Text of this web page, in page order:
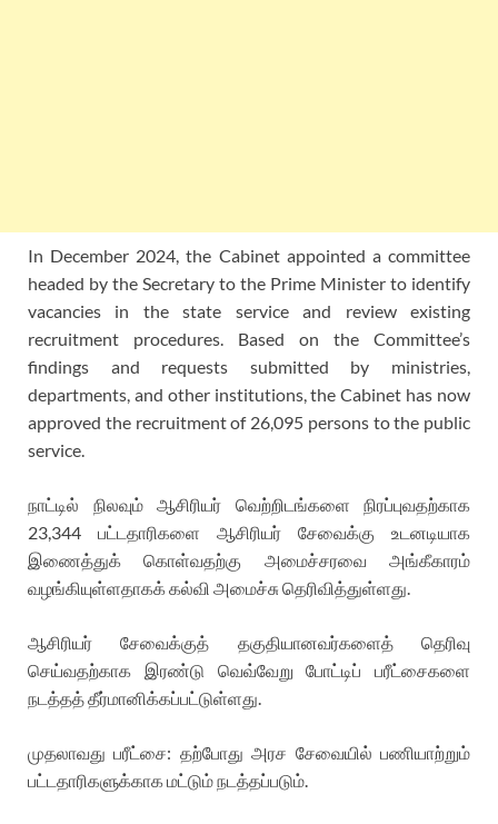
In December 2024, the Cabinet appointed a committee
headed by the Secretary to the Prime Minister to identify
vacancies in the state service and review existing
recruitment procedures. Based on the Committee’s
findings and requests submitted by ministries,
departments, and other institutions, the Cabinet has now
approved the recruitment of 26,095 persons to the public
service.
நாட்டில் நிலவும் ஆசிரியர் வெற்றிடங்களை நிரப்புவதற்காக
23,344 பட்டதாரிகளை ஆசிரியர் சேவைக்கு உடனடியாக
இணைத்துக் கொள்வதற்கு அமைச்சரவை அங்கீகாரம்
வழங்கியுள்ளதாகக் கல்வி அமைச்சு தெரிவித்துள்ளது.
ஆசிரியர் சேவைக்குத் தகுதியானவர்களைத் தெரிவு
செய்வதற்காக இரண்டு வெவ்வேறு போட்டிப் பரீட்சைகளை
நடத்தத் தீர்மானிக்கப்பட்டுள்ளது.
முதலாவது பரீட்சை: தற்போது அரச சேவையில் பணியாற்றும்
பட்டதாரிகளுக்காக மட்டும் நடத்தப்படும்.